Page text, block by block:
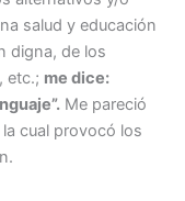
salud y educación
digna, de los
etc.; me dice:
Me pareció
cual provocó los